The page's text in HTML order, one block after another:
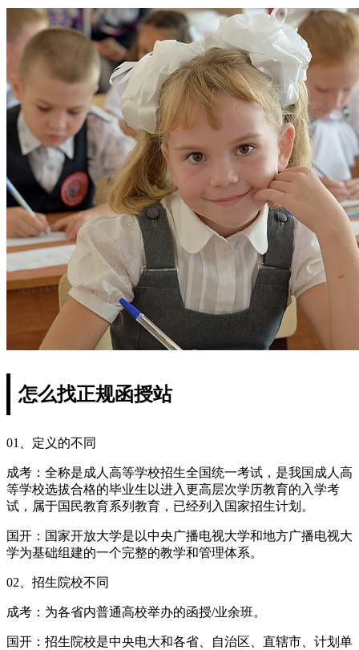
怎么找正规函授站
01、定义的不同
成考：全称是成人高等学校招生全国统一考试，是我国成人高
等学校选拔合格的毕业生以进入更高层次学历教育的入学考
试，属于国民教育系列教育，已经列入国家招生计划。
国开：国家开放大学是以中央广播电视大学和地方广播电视大
学为基础组建的一个完整的教学和管理体系。
02、招生院校不同
成考：为各省内普通高校举办的函授/业余班。
国开：招生院校是中央电大和各省、自治区、直辖市、计划单